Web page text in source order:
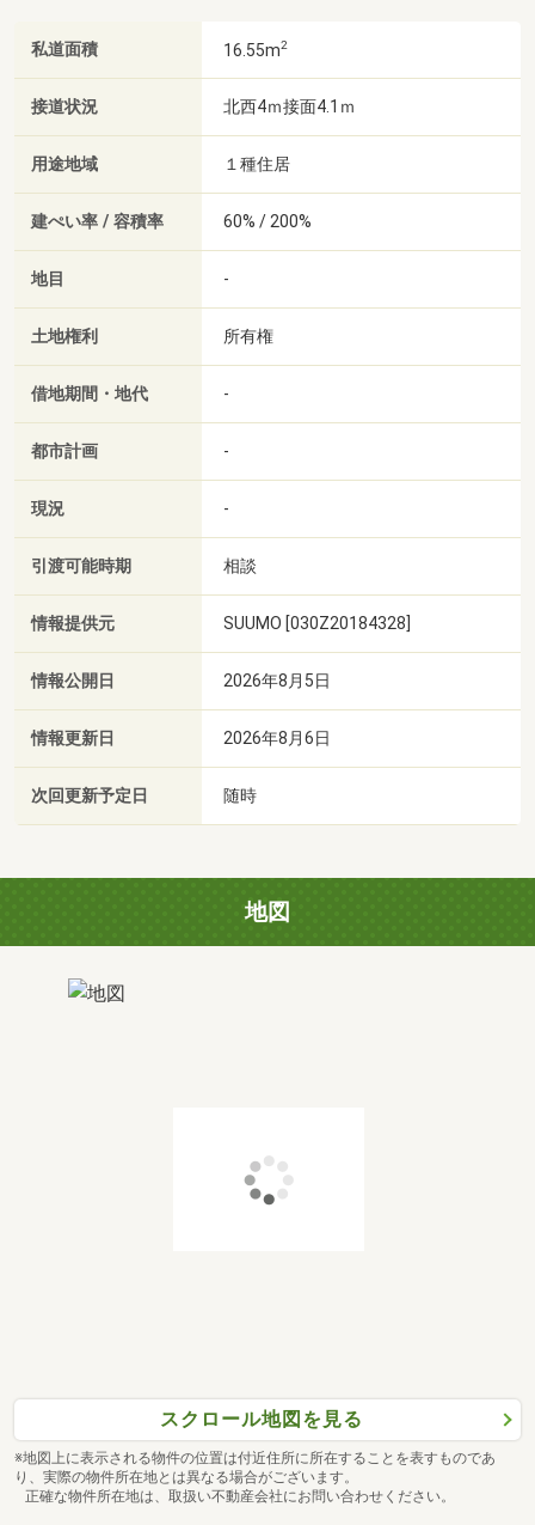
私道面積 16.55m2
接道状況 北西4ｍ接面4.1ｍ
用途地域 １種住居
建ぺい率 / 容積率 60% / 200%
地目 -
土地権利 所有権
借地期間・地代 -
都市計画 -
現況 -
引渡可能時期 相談
情報提供元 SUUMO [030Z20184328]
情報公開日 2026年8月5日
情報更新日 2026年8月6日
次回更新予定日 随時
地図
スクロール地図を見る
※地図上に表示される物件の位置は付近住所に所在することを表すものであ
り、実際の物件所在地とは異なる場合がございます。
正確な物件所在地は、取扱い不動産会社にお問い合わせください。